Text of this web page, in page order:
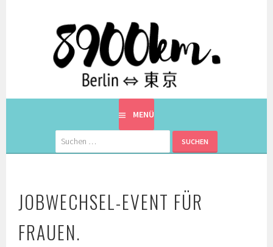
8900KM. BERLIN ⇔ 東京
EINE BERLINERIN IN JAPAN. MIT EINEM JAPANER.
MENÜ
Suchen
nach:
JOBWECHSEL-EVENT FÜR
FRAUEN.